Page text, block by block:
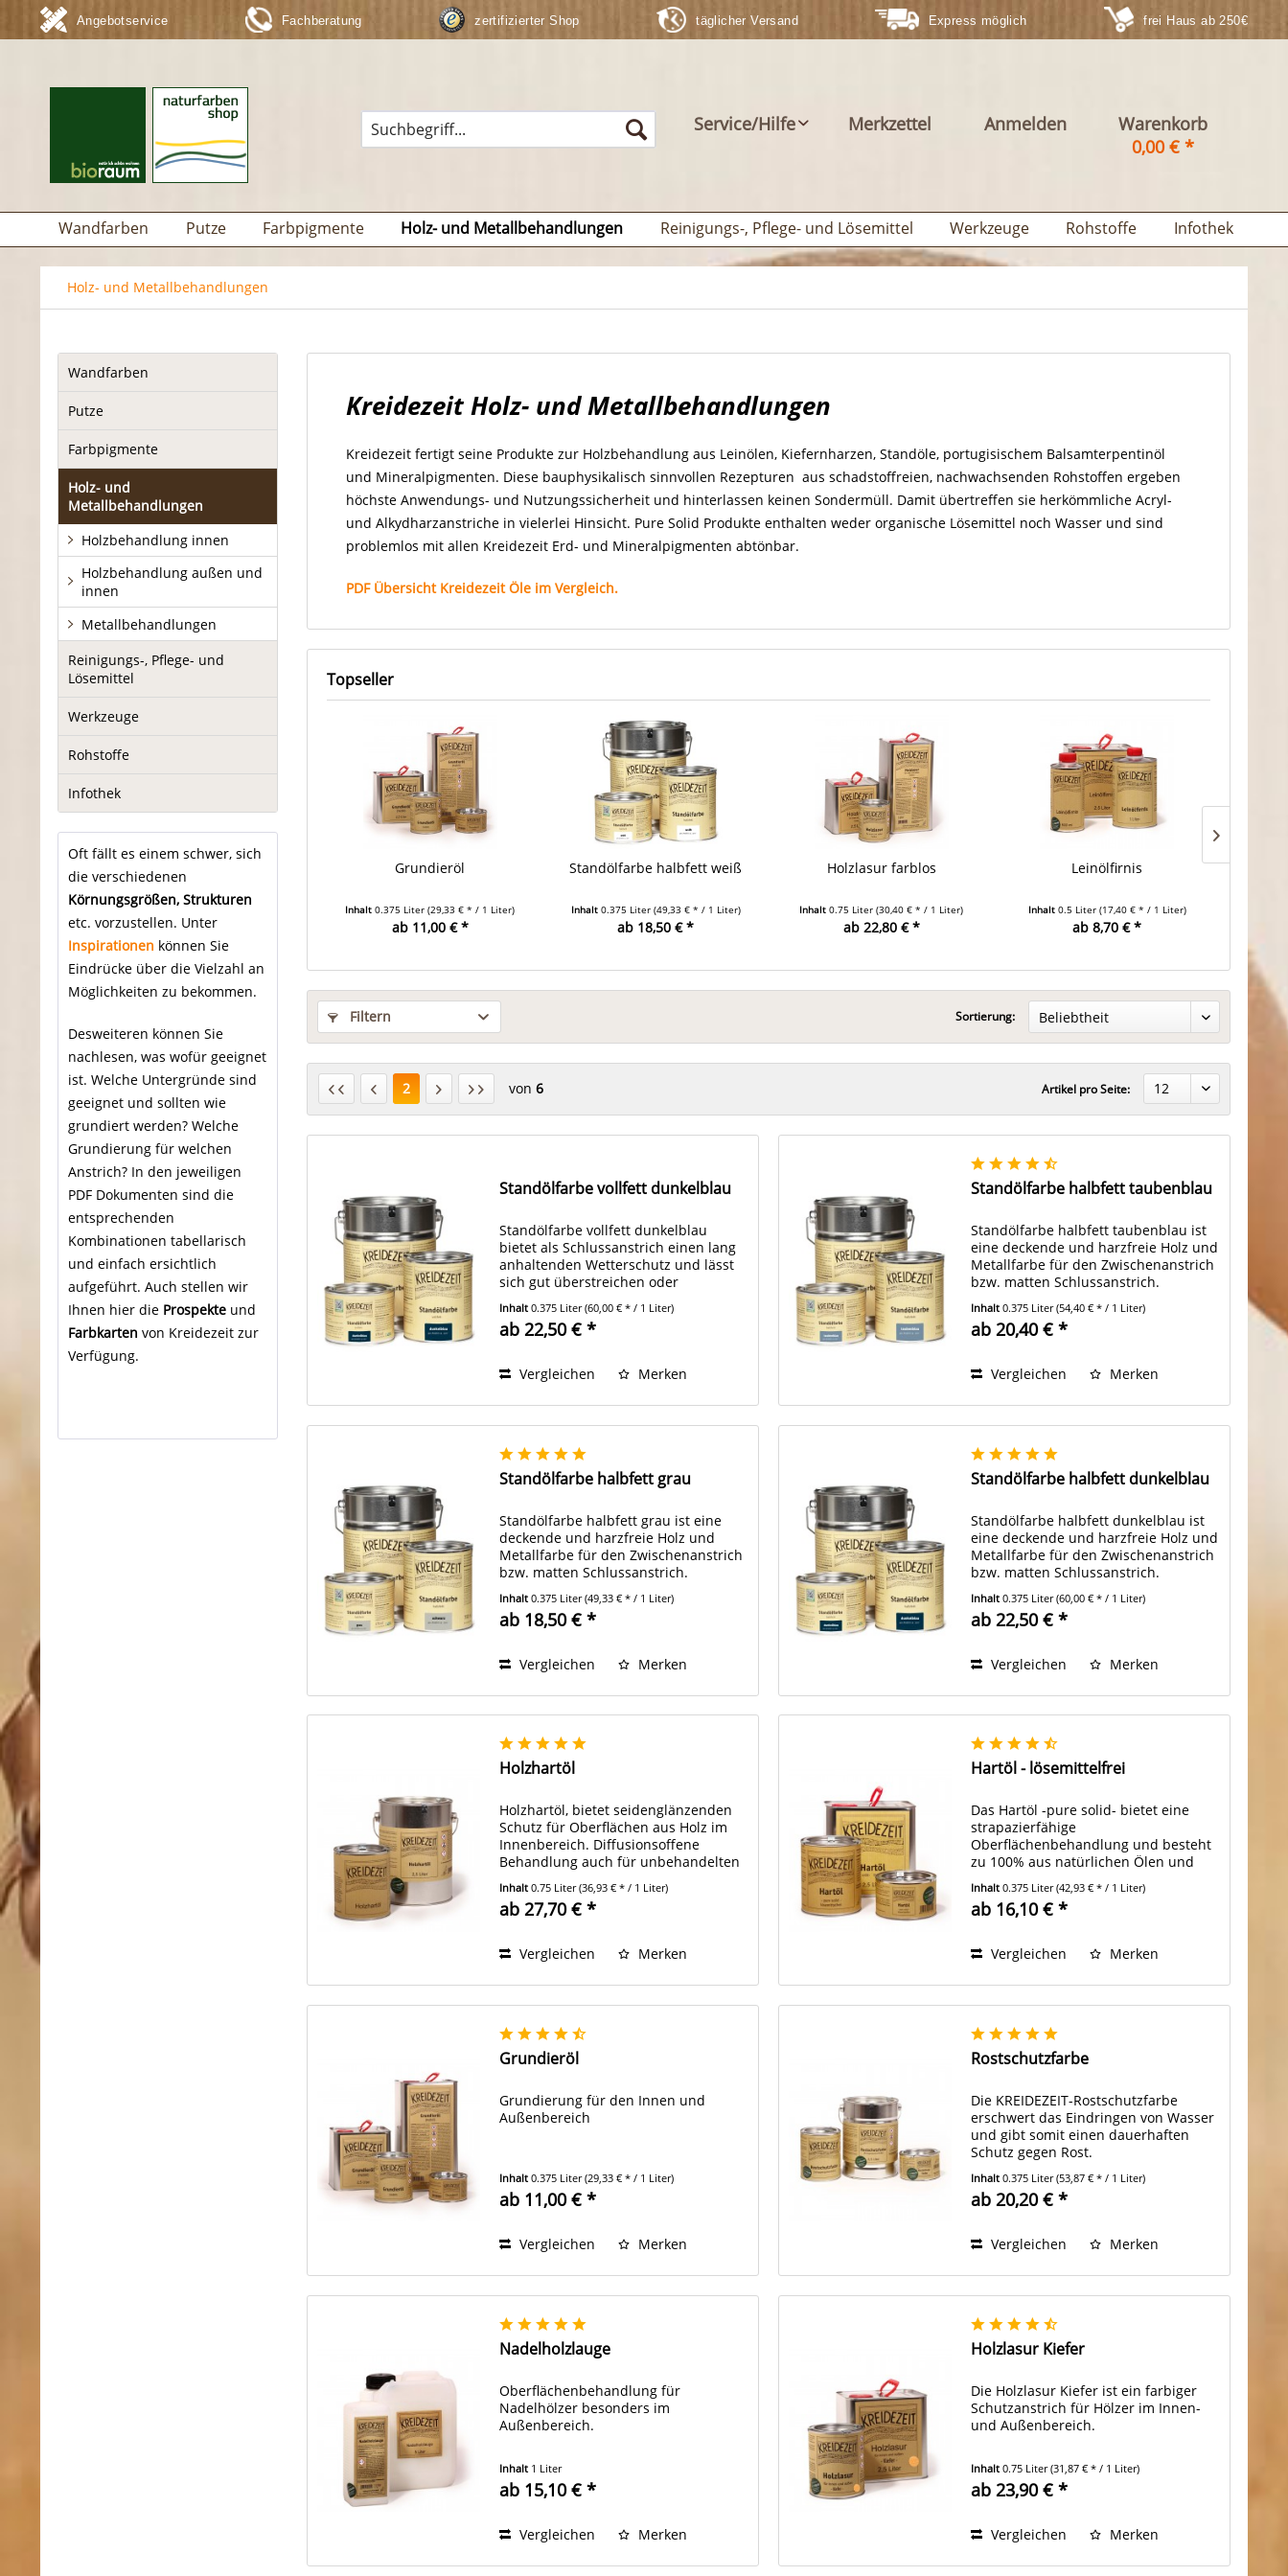
Angebotservice Fachberatung zertifizierter Shop täglicher Versand Express möglich frei Haus ab 250€
Service/Hilfe Merkzettel Anmelden
Warenkorb
0,00 € *
Wandfarben Putze Farbpigmente Holz- und Metallbehandlungen Reinigungs-, Pflege- und Lösemittel Werkzeuge Rohstoffe Infothek
Holz- und Metallbehandlungen
Wandfarben
Putze
Farbpigmente
Holz- und
Metallbehandlungen
Holzbehandlung innen
Holzbehandlung außen und
innen
Metallbehandlungen
Reinigungs-, Pflege- und
Lösemittel
Werkzeuge
Rohstoffe
Infothek
Oft fällt es einem schwer, sich
die verschiedenen
Körnungsgrößen, Strukturen
etc. vorzustellen. Unter
Inspirationen können Sie
Eindrücke über die Vielzahl an
Möglichkeiten zu bekommen.
Desweiteren können Sie
nachlesen, was wofür geeignet
ist. Welche Untergründe sind
geeignet und sollten wie
grundiert werden? Welche
Grundierung für welchen
Anstrich? In den jeweiligen
PDF Dokumenten sind die
entsprechenden
Kombinationen tabellarisch
und einfach ersichtlich
aufgeführt. Auch stellen wir
Ihnen hier die Prospekte und
Farbkarten von Kreidezeit zur
Verfügung.
Kreidezeit Holz- und Metallbehandlungen
Kreidezeit fertigt seine Produkte zur Holzbehandlung aus Leinölen, Kiefernharzen, Standöle, portugisischem Balsamterpentinöl
und Mineralpigmenten. Diese bauphysikalisch sinnvollen Rezepturen aus schadstoffreien, nachwachsenden Rohstoffen ergeben
höchste Anwendungs- und Nutzungssicherheit und hinterlassen keinen Sondermüll. Damit übertreffen sie herkömmliche Acryl-
und Alkydharzanstriche in vielerlei Hinsicht. Pure Solid Produkte enthalten weder organische Lösemittel noch Wasser und sind
problemlos mit allen Kreidezeit Erd- und Mineralpigmenten abtönbar.
PDF Übersicht Kreidezeit Öle im Vergleich.
Topseller
Grundieröl
Inhalt0.375 Liter(29,33 € * / 1 Liter)
ab 11,00 € *
Standölfarbe halbfett weiß
Inhalt 0.375 Liter (49,33 € * / 1 Liter)
ab 18,50 € *
Holzlasur farblos
Inhalt0.75 Liter(30,40 € * / 1 Liter)
ab 22,80 € *
Leinölfirnis
Inhalt 0.5 Liter (17,40 € * / 1 Liter)
ab 8,70 € *
Filtern Sortierung:
2 von 6 Artikel pro Seite:
Standölfarbe vollfett dunkelblau
Standölfarbe vollfett dunkelblau
bietet als Schlussanstrich einen lang
anhaltenden Wetterschutz und lässt
sich gut überstreichen oder
renovieren.
Inhalt0.375 Liter(60,00 € * / 1 Liter)
ab 22,50 € *
Vergleichen Merken
Standölfarbe halbfett taubenblau
Standölfarbe halbfett taubenblau ist
eine deckende und harzfreie Holz und
Metallfarbe für den Zwischenanstrich
bzw. matten Schlussanstrich.
Inhalt0.375 Liter(54,40 € * / 1 Liter)
ab 20,40 € *
Vergleichen Merken
Standölfarbe halbfett grau
Standölfarbe halbfett grau ist eine
deckende und harzfreie Holz und
Metallfarbe für den Zwischenanstrich
bzw. matten Schlussanstrich.
Inhalt0.375 Liter(49,33 € * / 1 Liter)
ab 18,50 € *
Vergleichen Merken
Standölfarbe halbfett dunkelblau
Standölfarbe halbfett dunkelblau ist
eine deckende und harzfreie Holz und
Metallfarbe für den Zwischenanstrich
bzw. matten Schlussanstrich.
Inhalt0.375 Liter(60,00 € * / 1 Liter)
ab 22,50 € *
Vergleichen Merken
Holzhartöl
Holzhartöl, bietet seidenglänzenden
Schutz für Oberflächen aus Holz im
Innenbereich. Diffusionsoffene
Behandlung auch für unbehandelten
Kork und Naturstein, sowie
strapazierte Flächen im Möbelbau.
Inhalt0.75 Liter(36,93 € * / 1 Liter)
ab 27,70 € *
Vergleichen Merken
Hartöl - lösemittelfrei
Das Hartöl -pure solid- bietet eine
strapazierfähige
Oberflächenbehandlung und besteht
zu 100% aus natürlichen Ölen und
Harzen.
Inhalt0.375 Liter(42,93 € * / 1 Liter)
ab 16,10 € *
Vergleichen Merken
Grundieröl
Grundierung für den Innen und
Außenbereich
Inhalt0.375 Liter(29,33 € * / 1 Liter)
ab 11,00 € *
Vergleichen Merken
Rostschutzfarbe
Die KREIDEZEIT-Rostschutzfarbe
erschwert das Eindringen von Wasser
und gibt somit einen dauerhaften
Schutz gegen Rost.
Inhalt0.375 Liter(53,87 € * / 1 Liter)
ab 20,20 € *
Vergleichen Merken
Nadelholzlauge
Oberflächenbehandlung für
Nadelhölzer besonders im
Außenbereich.
Inhalt 1 Liter
ab 15,10 € *
Vergleichen Merken
Holzlasur Kiefer
Die Holzlasur Kiefer ist ein farbiger
Schutzanstrich für Hölzer im Innen-
und Außenbereich.
Inhalt0.75 Liter(31,87 € * / 1 Liter)
ab 23,90 € *
Vergleichen Merken